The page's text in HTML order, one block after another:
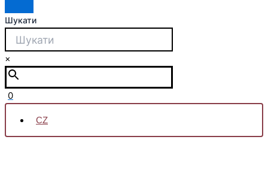
Шукати
×
0
CZ